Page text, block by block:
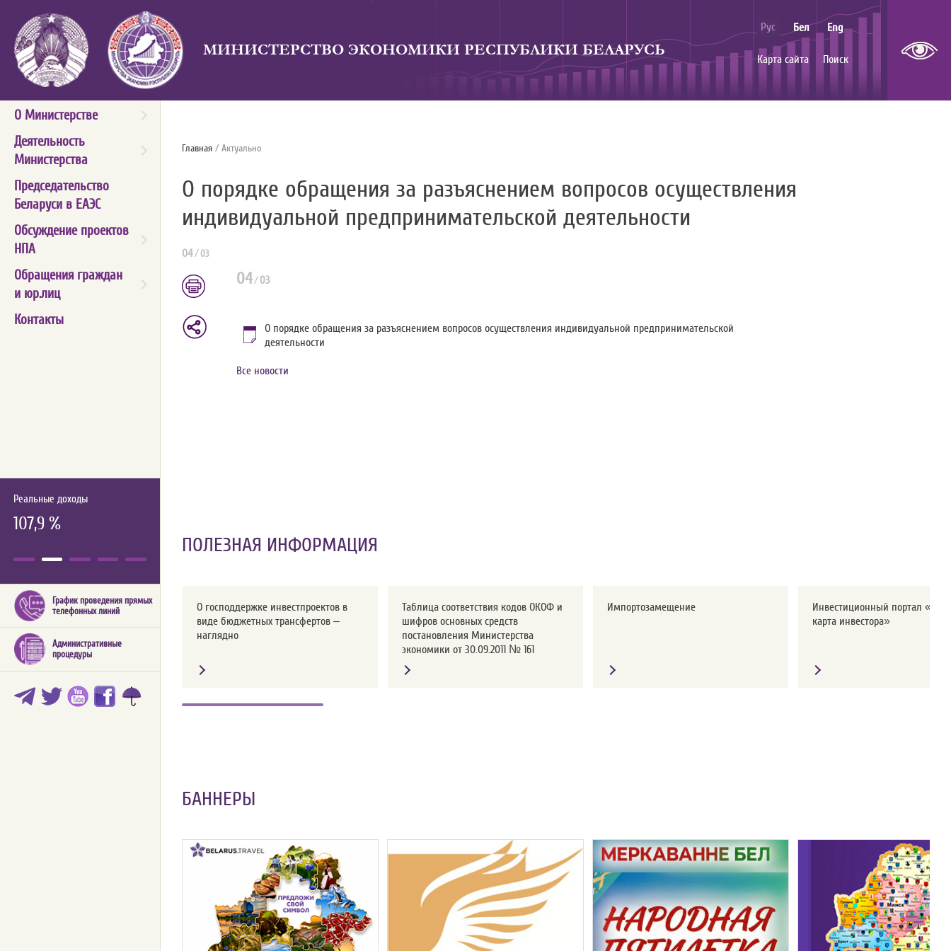
МИНИСТЕРСТВО ЭКОНОМИКИ РЕСПУБЛИКИ БЕЛАРУСЬ
Рус Бел Eng
Карта сайта Поиск
О Министерстве
Деятельность
Министерства
Председательство
Беларуси в ЕАЭС
Обсуждение проектов
НПА
Обращения граждан
и юр.лиц
Контакты
Реальные доходы
107,9 %
График проведения прямых
телефонных линий
Административные
процедуры
Главная / Актуально
О порядке обращения за разъяснением вопросов осуществления
индивидуальной предпринимательской деятельности
04/ 03
04/03
О порядке обращения за разъяснением вопросов осуществления индивидуальной предпринимательской
деятельности
Все новости
ПОЛЕЗНАЯ ИНФОРМАЦИЯ
О господдержке инвестпроектов в
виде бюджетных трансфертов –
наглядно
Таблица соответствия кодов ОКОФ и
шифров основных средств
постановления Министерства
экономики от 30.09.2011 № 161
Импортозамещение
Инвестиционный портал
карта инвестора»
БАННЕРЫ